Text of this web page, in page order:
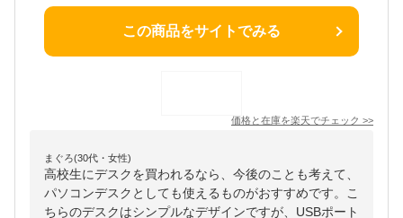
この商品をサイトでみる
価格と在庫を楽天でチェック >>
まぐろ(30代・女性)
高校生にデスクを買われるなら、今後のことも考えて、
パソコンデスクとしても使えるものがおすすめです。こ
ちらのデスクはシンプルなデザインですが、USBポート